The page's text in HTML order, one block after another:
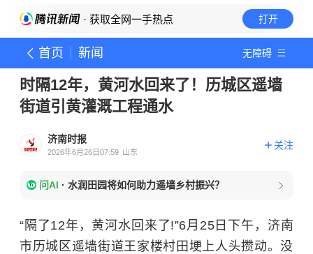
· 获取全网一手热点 打开
首页 新闻 无障碍
时隔12年，黄河水回来了！历城区遥墙
街道引黄灌溉工程通水
济南时报
2026年6月26日07:59 山东
关注
问AI · 水润田园将如何助力遥墙乡村振兴？
“隔了12年，黄河水回来了!”6月25日下午，济南
市历城区遥墙街道王家楼村田埂上人头攒动。没